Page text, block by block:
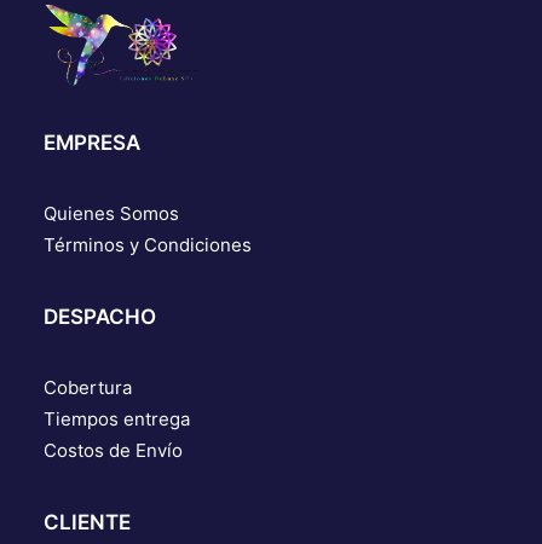
EMPRESA
Quienes Somos
Términos y Condiciones
DESPACHO
Cobertura
Tiempos entrega
Costos de Envío
CLIENTE